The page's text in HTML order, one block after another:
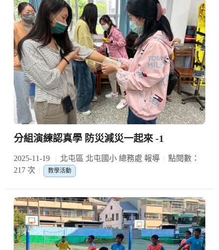
分組演練認真學 防災減災一起來 -1
2025-11-19 北屯區 北屯國小 總務處 報導
點閱數：
217 次
教學活動